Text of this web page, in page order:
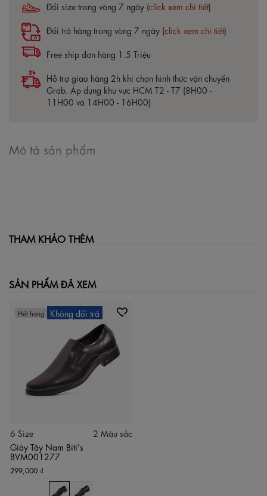
Đổi size trong vòng 7 ngày (click xem chi tiết)
Đổi trả hàng trong vòng 7 ngày (click xem chi tiết)
Free ship đơn hàng 1.5 Triệu
Hỗ trợ giao hàng 2h khi chọn hình thức vận chuyển
Grab. Áp dụng khu vực HCM T2 - T7 (8H00 -
11H00 và 14H00 - 16H00)
Mô tả sản phẩm
THAM KHẢO THÊM
SẢN PHẨM ĐÃ XEM
Hết hàng Không đổi trả
6 Size
2 Màu sắc
Giày Tây Nam Biti's
BVM001277
299,000 ₫